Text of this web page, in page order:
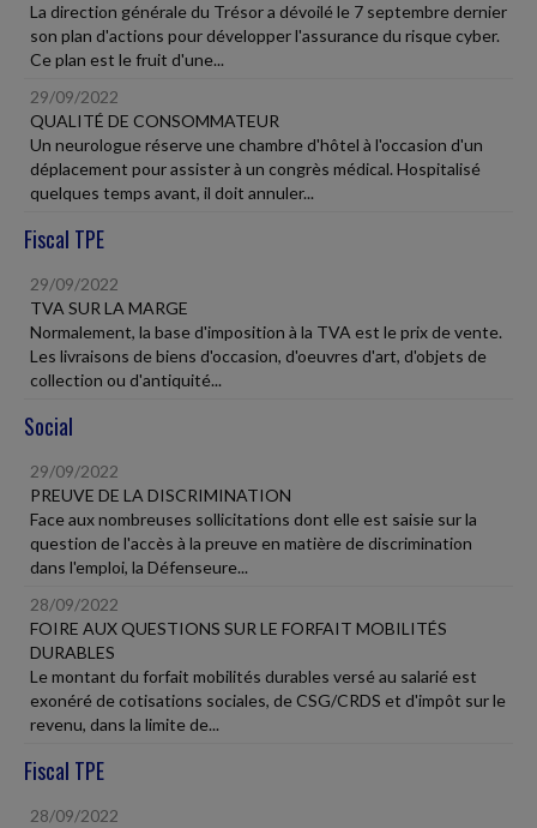
La direction générale du Trésor a dévoilé le 7 septembre dernier
son plan d'actions pour développer l'assurance du risque cyber.
Ce plan est le fruit d'une...
29/09/2022
QUALITÉ DE CONSOMMATEUR
Un neurologue réserve une chambre d'hôtel à l'occasion d'un
déplacement pour assister à un congrès médical. Hospitalisé
quelques temps avant, il doit annuler...
Fiscal TPE
29/09/2022
TVA SUR LA MARGE
Normalement, la base d'imposition à la TVA est le prix de vente.
Les livraisons de biens d'occasion, d'oeuvres d'art, d'objets de
collection ou d'antiquité...
Social
29/09/2022
PREUVE DE LA DISCRIMINATION
Face aux nombreuses sollicitations dont elle est saisie sur la
question de l'accès à la preuve en matière de discrimination
dans l'emploi, la Défenseure...
28/09/2022
FOIRE AUX QUESTIONS SUR LE FORFAIT MOBILITÉS
DURABLES
Le montant du forfait mobilités durables versé au salarié est
exonéré de cotisations sociales, de CSG/CRDS et d'impôt sur le
revenu, dans la limite de...
Fiscal TPE
28/09/2022